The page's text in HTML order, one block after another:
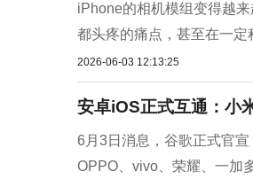
iPhone的相机模组变得越
都头疼的痛点，甚至在一
2026-06-03 12:13:25
安卓iOS正式互通：小
6月3日消息，谷歌正式官
OPPO、vivo、荣耀、一加